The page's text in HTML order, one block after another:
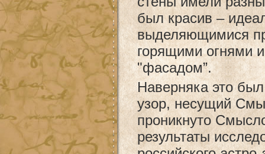
был красив –
выделяющимися
горящими огнями
"фасадом”.
Наверняка это
узор, несущий
проникнуто
результаты